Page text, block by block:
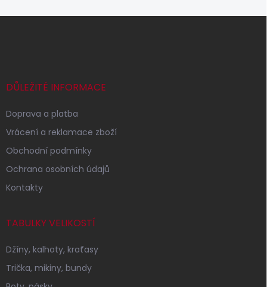
Z
DŮLEŽITÉ INFORMACE
Doprava a platba
Vrácení a reklamace zboží
Obchodní podmínky
Ochrana osobních údajů
Kontakty
TABULKY VELIKOSTÍ
Džíny, kalhoty, kraťasy
Trička, mikiny, bundy